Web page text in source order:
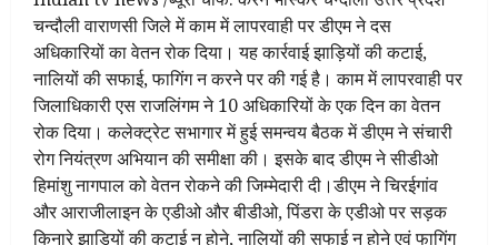
चन्दौली वाराणसी जिले में काम में लापरवाही पर डीएम ने दस
अधिकारियों का वेतन रोक दिया। यह कार्रवाई झाड़ियों की कटाई,
नालियों की सफाई, फागिंग न करने पर की गई है। काम में लापरवाही पर
जिलाधिकारी एस राजलिंगम ने 10 अधिकारियों के एक दिन का वेतन
रोक दिया। कलेक्ट्रेट सभागार में हुई समन्वय बैठक में डीएम ने संचारी
रोग नियंत्रण अभियान की समीक्षा की। इसके बाद डीएम ने सीडीओ
हिमांशु नागपाल को वेतन रोकने की जिम्मेदारी दी।डीएम ने चिरईगांव
और आराजीलाइन के एडीओ और बीडीओ, पिंडरा के एडीओ पर सड़क
किनारे झाड़ियों की कटाई न होने, नालियों की सफाई न होने एवं फागिंग